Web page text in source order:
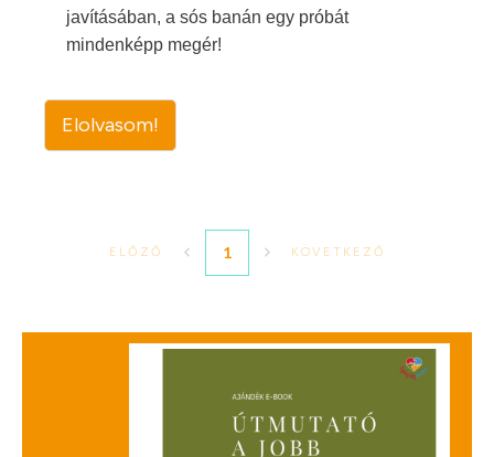
javításában, a sós banán egy próbát
mindenképp megér!
Elolvasom!
ELŐZŐ 1 KÖVETKEZŐ